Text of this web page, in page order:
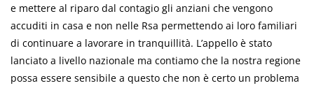
e mettere al riparo dal contagio gli anziani che vengono
accuditi in casa e non nelle Rsa permettendo ai loro familiari
di continuare a lavorare in tranquillità. L’appello è stato
lanciato a livello nazionale ma contiamo che la nostra regione
possa essere sensibile a questo che non è certo un problema